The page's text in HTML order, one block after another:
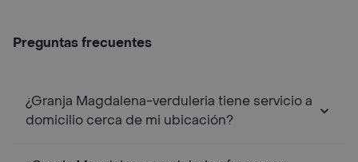
Preguntas frecuentes
¿Granja Magdalena-verduleria tiene servicio a
domicilio cerca de mi ubicación?